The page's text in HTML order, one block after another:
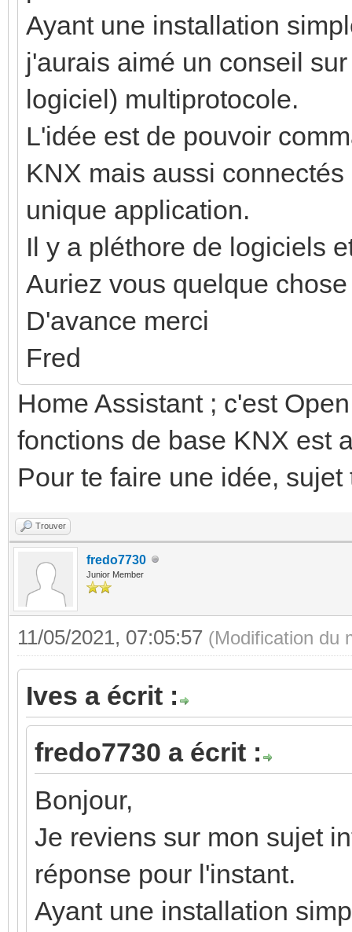
Ayant une installation
j'aurais aimé un conseil
logiciel) multiprotocole.
L'idée est de pouvoir
KNX mais aussi
unique application.
Il y a pléthore de logiciels
Auriez vous quelque
D'avance merci
Fred
Home Assistant ; c'est
fonctions de base KNX est
Pour te faire une idée,
Trouver
fredo7730
Junior Member
11/05/2021, 07:05:57 (Modification du
Ives a écrit :
fredo7730 a écrit :
Bonjour,
Je reviens sur mon sujet
réponse pour l'instant.
Ayant une installation